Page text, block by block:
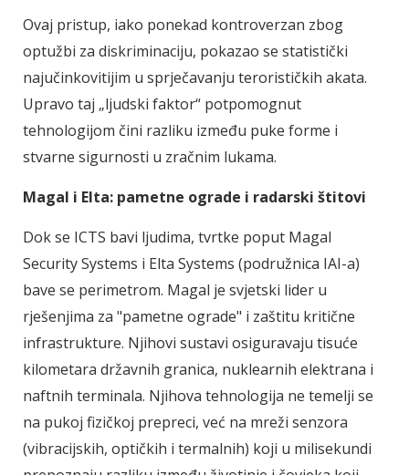
Ovaj pristup, iako ponekad kontroverzan zbog
optužbi za diskriminaciju, pokazao se statistički
najučinkovitijim u sprječavanju terorističkih akata.
Upravo taj „ljudski faktor“ potpomognut
tehnologijom čini razliku između puke forme i
stvarne sigurnosti u zračnim lukama.
Magal i Elta: pametne ograde i radarski štitovi
Dok se ICTS bavi ljudima, tvrtke poput Magal
Security Systems i Elta Systems (podružnica IAI-a)
bave se perimetrom. Magal je svjetski lider u
rješenjima za "pametne ograde" i zaštitu kritične
infrastrukture. Njihovi sustavi osiguravaju tisuće
kilometara državnih granica, nuklearnih elektrana i
naftnih terminala. Njihova tehnologija ne temelji se
na pukoj fizičkoj prepreci, već na mreži senzora
(vibracijskih, optičkih i termalnih) koji u milisekundi